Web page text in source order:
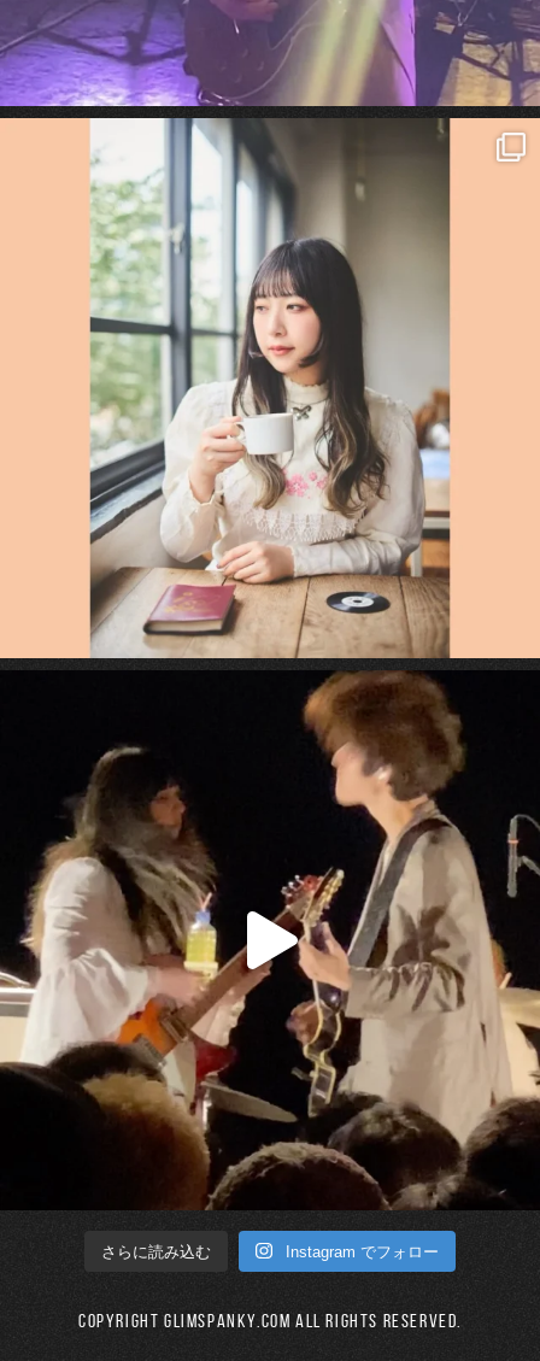
さらに読み込む Instagram でフォロー
Copyright GLIMSPANKY.COM All Rights Reserved.